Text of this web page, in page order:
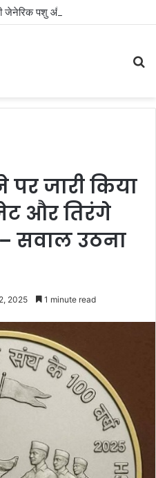
जेनेरिक पशु औषधियां
पर जारी किया
और तिरंगे
सवाल उठना
2025 1 minute read